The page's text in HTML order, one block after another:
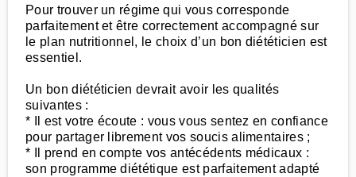
Pour trouver un régime qui vous corresponde
parfaitement et être correctement accompagné sur
le plan nutritionnel, le choix d’un bon diététicien est
essentiel.
Un bon diététicien devrait avoir les qualités
suivantes :
* Il est votre écoute : vous vous sentez en confiance
pour partager librement vos soucis alimentaires ;
* Il prend en compte vos antécédents médicaux :
son programme diététique est parfaitement adapté